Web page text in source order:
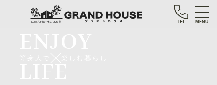
TEL MENU